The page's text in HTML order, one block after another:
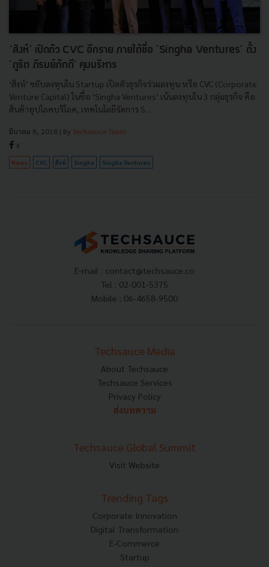
‘สิงห์’ เปิดตัว CVC อีกราย ภายใต้ชื่อ ‘Singha Ventures’ ตั้ง
'ภูริต ภิรมย์ภักดี' คุมบริหาร
‘สิงห์’ ขยับลงทุนใน Startup เปิดตัวธุรกิจร่วมลงทุน หรือ CVC (Corporate
Venture Capital) ในชื่อ ‘Singha Ventures’ เน้นลงทุนใน 3 กลุ่มธุรกิจ คือ
สินค้าอุปโภคบริโภค, เทคโนโลยีจัดการ S...
มีนาคม 8, 2018 | By Techsauce Team
6
News CVC สิงห์ Singha Singha Ventures
E-mail : contact@techsauce.co
Tel : 02-001-5375
Mobile : 06-4658-9500
Techsauce Media
About Techsauce
Techsauce Services
Privacy Policy
ส่งบทความ
Techsauce Global Summit
Visit Website
Trending Tags
Corporate Innovation
Digital Transformation
E-Commerce
Startup